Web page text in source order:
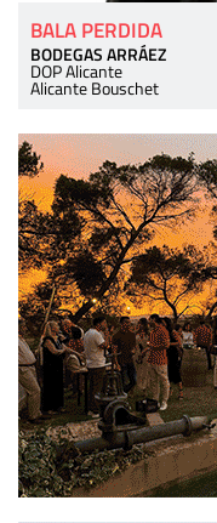
BALA PERDIDA
BODEGAS ARRÁEZ
DOP Alicante
Alicante Bouschet